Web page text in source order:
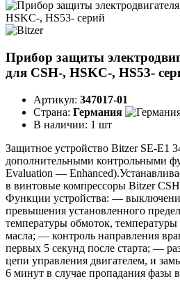
Прибор защиты
для CSH-, HSKC-, HS53-
Артикул: 347017-01
Страна: Германия
В наличии: 1 шт
Защитное устройство Bitzer SE-E1
дополнительными контрольными
Evaluation —
в винтовые компрессоры Bitzer
Функции устройства: —
превышения установленного
температуры обмоток, температуры
масла; — контроль направления
первых 5 секунд после старта; —
цепи управления двигателем, и
6 минут в случае пропадания фазы